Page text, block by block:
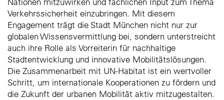
Verkehrssicherheit einzubringen. Mit diesem
Engagement trägt die Stadt München nicht nur zur
globalen Wissensvermittlung bei, sondern unterstreicht
auch ihre Rolle als Vorreiterin für nachhaltige
Stadtentwicklung und innovative Mobilitätslösungen.
Die Zusammenarbeit mit UN-Habitat ist ein wertvoller
Schritt, um internationale Kooperationen zu fördern und
die Zukunft der urbanen Mobilität aktiv mitzugestalten.